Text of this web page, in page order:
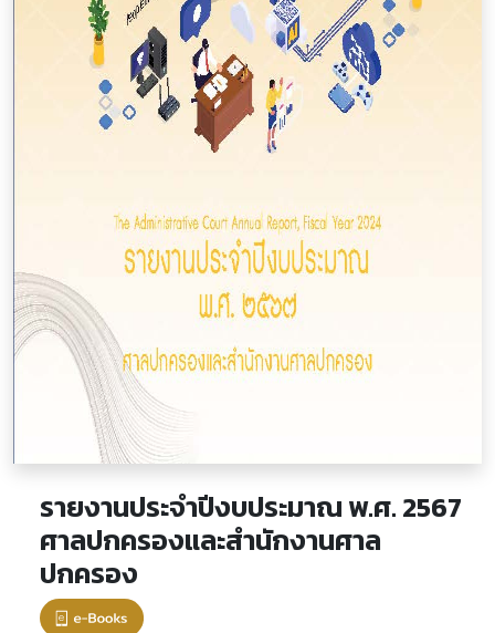
รายงานประจำปีงบประมาณ พ.ศ. 2567
ศาลปกครองและสำนักงานศาล
ปกครอง